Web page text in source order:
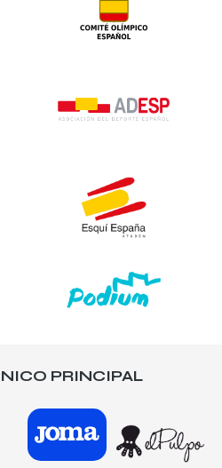
PRINCIPAL